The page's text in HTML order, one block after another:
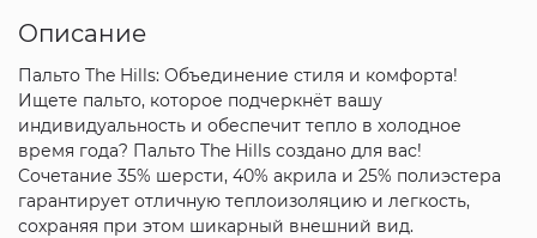
Описание
Пальто The Hills: Объединение стиля и комфорта!
Ищете пальто, которое подчеркнёт вашу
индивидуальность и обеспечит тепло в холодное
время года? Пальто The Hills создано для вас!
Сочетание 35% шерсти, 40% акрила и 25% полиэстера
гарантирует отличную теплоизоляцию и легкость,
сохраняя при этом шикарный внешний вид.